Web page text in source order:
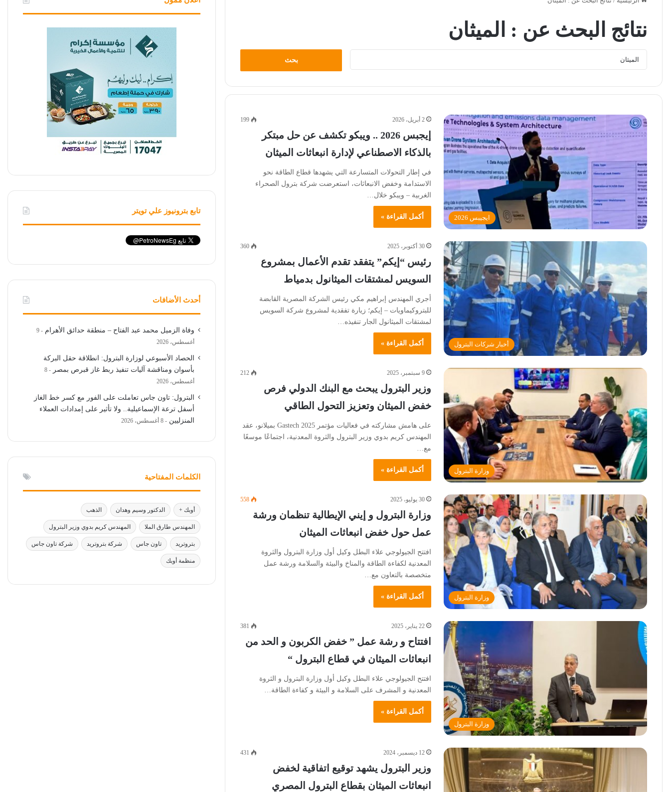
نتائج البحث عن : الميثان
ايجيبس 2026
2 أبريل، 2026 199
إيجبس 2026 .. ويبكو تكشف عن حل مبتكر
بالذكاء الاصطناعي لإدارة انبعاثات الميثان
في إطار التحولات المتسارعة التي يشهدها قطاع الطاقة نحو
الاستدامة وخفض الانبعاثات، استعرضت شركة بترول الصحراء
الغربية – ويبكو خلال…
أكمل القراءة »
أخبار شركات البترول
30 أكتوبر، 2025 360
رئيس “إيكم” يتفقد تقدم الأعمال بمشروع
السويس لمشتقات الميثانول بدمياط
أجري المهندس إبراهيم مكي رئيس الشركة المصرية القابضة
للبتروكيماويات – إيكم؛ زيارة تفقدية لمشروع شركة السويس
لمشتقات الميثانول الجار تنفيذه…
أكمل القراءة »
وزارة البترول
9 سبتمبر، 2025 212
وزير البترول يبحث مع البنك الدولي فرص
خفض الميثان وتعزيز التحول الطاقي
على هامش مشاركته في فعاليات مؤتمر Gastech 2025 بميلانو، عقد
المهندس كريم بدوي وزير البترول والثروة المعدنية، اجتماعًا موسعًا
مع…
أكمل القراءة »
وزارة البترول
30 يوليو، 2025 558
وزارة البترول و إيني الإيطالية تنظمان ورشة
عمل حول خفض انبعاثات الميثان
افتتح الجيولوجي علاء البطل وكيل أول وزارة البترول والثروة
المعدنية لكفاءة الطاقة والمناخ والبيئة والسلامة ورشة عمل
متخصصة بالتعاون مع…
أكمل القراءة »
وزارة البترول
22 يناير، 2025 381
افتتاح و رشة عمل ” خفض الكربون و الحد من
انبعاثات الميثان في قطاع البترول “
افتتح الجيولوجي علاء البطل وكيل أول وزارة البترول و الثروة
المعدنية و المشرف على السلامة و البيئة و كفاءة الطاقة…
أكمل القراءة »
12 ديسمبر، 2024 431
وزير البترول يشهد توقيع اتفاقية لخفض
انبعاثات الميثان بقطاع البترول المصري
تابع بترونيوز علي تويتر
أحدث الأضافات
وفاة الزميل محمد عبد الفتاح – منطقة حدائق الأهرام
9
أغسطس، 2026
الحصاد الأسبوعي لوزارة البترول: انطلاقة حقل البركة
بأسوان ومناقشة آليات تنفيذ ربط غاز قبرص بمصر
8
أغسطس، 2026
البترول: تاون جاس تعاملت على الفور مع كسر خط الغاز
أسفل ترعة الإسماعيلية.. ولا تأثير على إمدادات العملاء
المنزليين
8 أغسطس، 2026
الكلمات المفتاحية
أوبك + الدكتور وسيم وهدان الذهب
المهندس طارق الملا المهندس كريم بدوي وزير البترول
بتروتريد تاون جاس شركة بتروتريد شركة تاون جاس
منظمة أوبك